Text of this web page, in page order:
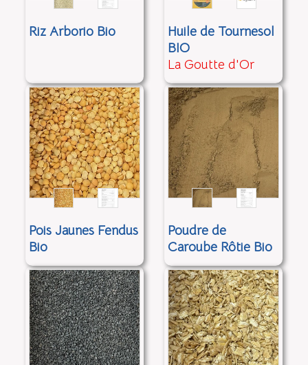
Riz Arborio Bio
Huile de Tournesol
BIO
La Goutte d'Or
Pois Jaunes Fendus
Bio
Poudre de
Caroube Rôtie Bio